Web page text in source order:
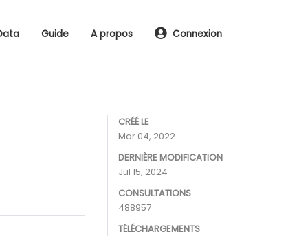
Guide A propos Connexion
CRÉÉ LE
Mar 04, 2022
DERNIÈRE MODIFICATION
Jul 15, 2024
CONSULTATIONS
488957
TÉLÉCHARGEMENTS